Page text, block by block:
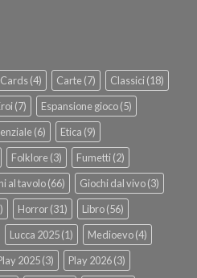
Cards(4) Carte(7) Classici(18)
(7) Espansione gioco(5)
(6) Etica (9)
Folklore(3) Fumetti(2)
al tavolo(66) Giochi dal vivo(3)
Horror(31) Libro(56)
Lucca 2025(1) Medioevo(4)
2025(3) Play 2026(3)